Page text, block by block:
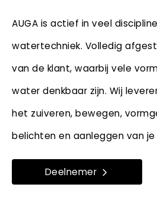
AUGA is actief in veel
watertechniek. Volledig
van de klant, waarbij vele
water denkbaar zijn. Wij
het zuiveren, bewegen,
belichten en aanleggen van
Deelnemer